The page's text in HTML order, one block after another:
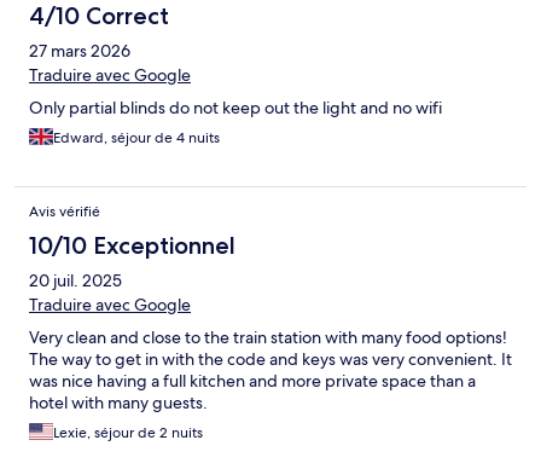
4/10 Correct
27 mars 2026
Traduire avec Google
Only partial blinds do not keep out the light and no wifi
Edward, séjour de 4 nuits
Avis vérifié
10/10 Exceptionnel
20 juil. 2025
Traduire avec Google
Very clean and close to the train station with many food options!
The way to get in with the code and keys was very convenient. It
was nice having a full kitchen and more private space than a
hotel with many guests.
Lexie, séjour de 2 nuits